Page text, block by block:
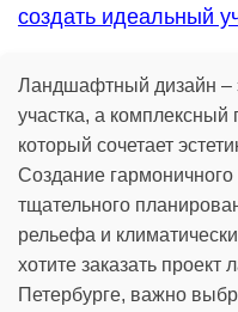
создать идеальный
Ландшафтный дизайн –
участка, а комплексный
который сочетает
Создание гармоничного
тщательного
рельефа и
хотите заказать
Петербурге, важно